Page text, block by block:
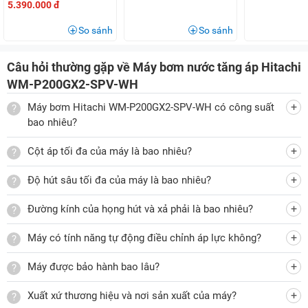
có đường kính 25mm cùng lưu lượng nước từ 40 - 47
lít/phút, đáp ứng nhu cầu cấp nước cho nhiều hoạt động
Phù hợp tăng áp cho nhà ở, căn hộ và cơ sở lưu trú
Máy bơm nước tăng ápđược thiết kế để hỗ trợ cải thiện áp
lực nước cho các hộ gia đình, chung cư, nhà nghỉ hoặc
khách sạn có tình trạng nguồn nước chảy yếu. Trong trường
hợp vòi sen, bình nước nóng, máy giặt hoặc các thiết bị sử
dụng nước khác hoạt động chưa hiệu quả do áp lực nước
thấp, máy có thể hỗ trợ tăng áp trong hệ thống cấp nước. Với
lưu lượng bơm tương đối lớn và khả năng hoạt động trên
nguồn điện dân dụng 220V, thiết bị phù hợp với nhiều mô
hình sử dụng nước sinh hoạt khác nhau.
Hỗ trợ cải thiện áp lực nước trong hệ thống
Nhờ cột áp 14m và lưu lượng nước đạt từ 40 - 47 lít/phút,
5.390.000 đ
So sánh So sánh
Câu hỏi thường gặp về Máy bơm nước tăng áp Hitachi
WM-P200GX2-SPV-WH
Máy bơm Hitachi WM-P200GX2-SPV-WH có công suất
bao nhiêu?
Cột áp tối đa của máy là bao nhiêu?
Độ hút sâu tối đa của máy là bao nhiêu?
Đường kính của họng hút và xả phải là bao nhiêu?
Máy có tính năng tự động điều chỉnh áp lực không?
Máy được bảo hành bao lâu?
Xuất xứ thương hiệu và nơi sản xuất của máy?